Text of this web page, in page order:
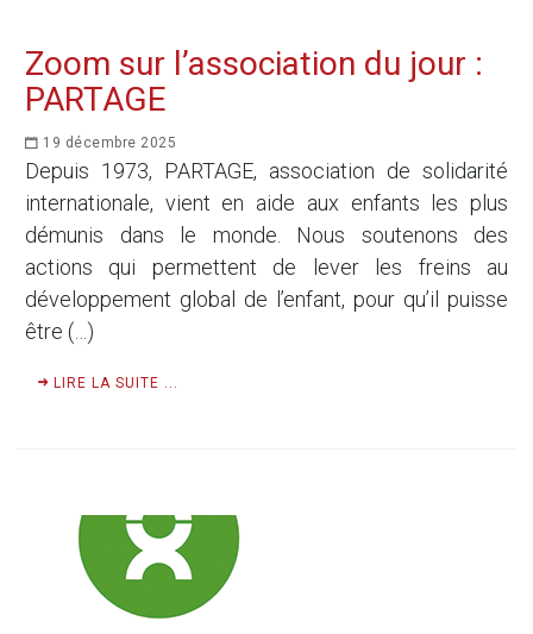
Zoom sur l’association du jour :
PARTAGE
19 décembre 2025
Depuis 1973, PARTAGE, association de solidarité
internationale, vient en aide aux enfants les plus
démunis dans le monde. Nous soutenons des
actions qui permettent de lever les freins au
développement global de l’enfant, pour qu’il puisse
être (…)
LIRE LA SUITE ...